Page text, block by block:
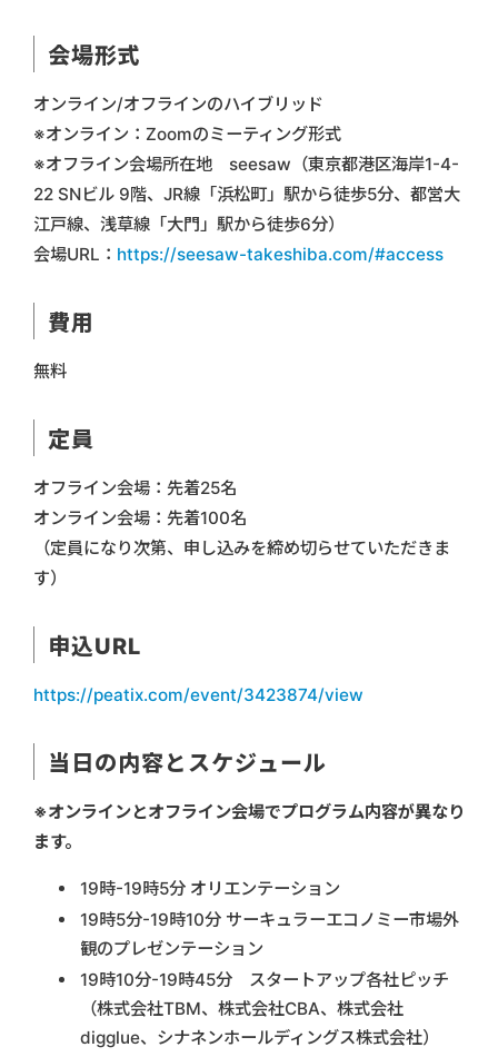
会場形式
オンライン/オフラインのハイブリッド
※オンライン：Zoomのミーティング形式
※オフライン会場所在地 seesaw（東京都港区海岸1-4-
22 SNビル 9階、JR線「浜松町」駅から徒歩5分、都営大
江戸線、浅草線「大門」駅から徒歩6分）
会場URL： https://seesaw-takeshiba.com/#access
費用
無料
定員
オフライン会場：先着25名
オンライン会場：先着100名
（定員になり次第、申し込みを締め切らせていただきま
す）
申込URL
https://peatix.com/event/3423874/view
当日の内容とスケジュール
※オンラインとオフライン会場でプログラム内容が異なり
ます。
19時-19時5分 オリエンテーション
19時5分-19時10分 サーキュラーエコノミー市場外
観のプレゼンテーション
19時10分-19時45分 スタートアップ各社ピッチ
（株式会社TBM、株式会社CBA、株式会社
digglue、シナネンホールディングス株式会社）